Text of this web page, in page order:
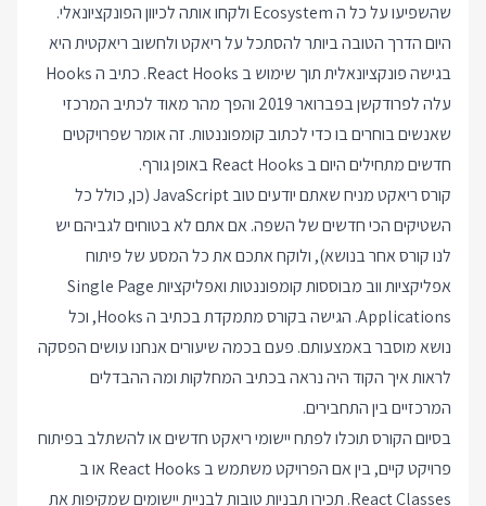
שהשפיעו על כל ה Ecosystem ולקחו אותה לכיוון הפונקציונאלי.
היום הדרך הטובה ביותר להסתכל על ריאקט ולחשוב ריאקטית היא
בגישה פונקציונאלית תוך שימוש ב React Hooks. כתיב ה Hooks
עלה לפרודקשן בפברואר 2019 והפך מהר מאוד לכתיב המרכזי
שאנשים בוחרים בו כדי לכתוב קומפוננטות. זה אומר שפרויקטים
חדשים מתחילים היום ב React Hooks באופן גורף.
קורס ריאקט מניח שאתם יודעים טוב JavaScript (כן, כולל כל
השטיקים הכי חדשים של השפה. אם אתם לא בטוחים לגביהם יש
לנו קורס אחר בנושא), ולוקח אתכם את כל המסע של פיתוח
אפליקציות ווב מבוססות קומפוננטות ואפליקציות Single Page
Applications. הגישה בקורס מתמקדת בכתיב ה Hooks, וכל
נושא מוסבר באמצעותם. פעם בכמה שיעורים אנחנו עושים הפסקה
לראות איך הקוד היה נראה בכתיב המחלקות ומה ההבדלים
המרכזיים בין התחבירים.
בסיום הקורס תוכלו לפתח יישומי ריאקט חדשים או להשתלב בפיתוח
פרויקט קיים, בין אם הפרויקט משתמש ב React Hooks או ב
React Classes. תכירו תבניות טובות לבניית יישומים שמקיפות את